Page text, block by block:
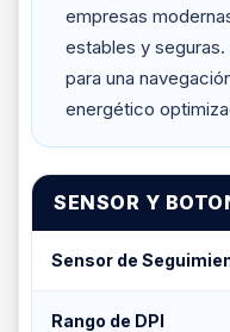
empresas
estables y
para una
energético
SENSOR Y
Sensor de
Rango de DPI